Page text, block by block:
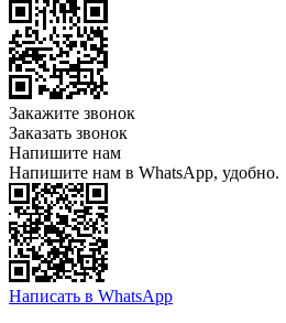
Закажите звонок
Заказать звонок
Напишите нам
Напишите нам в WhatsApp, удобно.
Написать в WhatsApp